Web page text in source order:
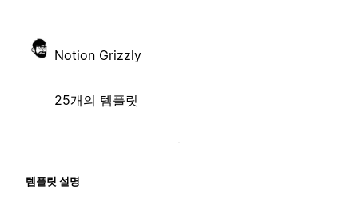
Notion Grizzly
25개의 템플릿
템플릿 설명